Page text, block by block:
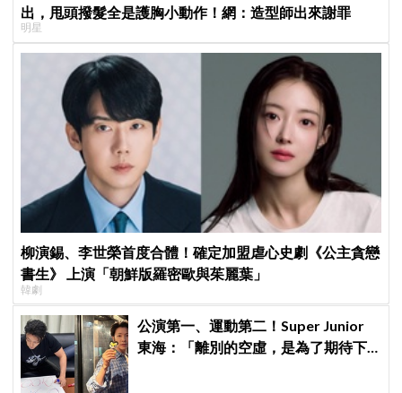
出，甩頭撥髮全是護胸小動作！網：造型師出來謝罪
明星
柳演錫、李世榮首度合體！確定加盟虐心史劇《公主貪戀
書生》 上演「朝鮮版羅密歐與茱麗葉」
韓劇
公演第一、運動第二！Super Junior
東海：「離別的空虛，是為了期待下